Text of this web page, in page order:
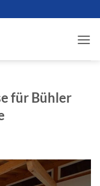
für Bühler